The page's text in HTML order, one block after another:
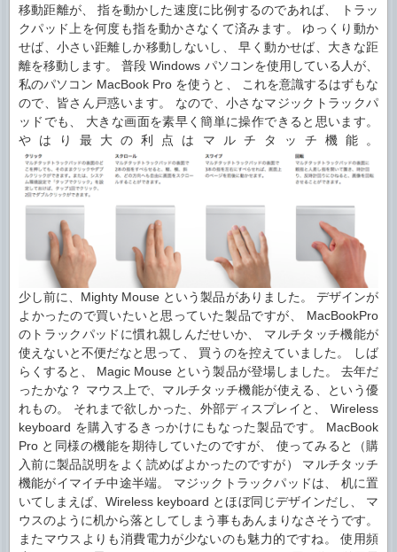
移動距離が、 指を動かした速度に比例するのであれば、 トラッ
クパッド上を何度も指を動かさなくて済みます。 ゆっくり動か
せば、小さい距離しか移動しないし、 早く動かせば、大きな距
離を移動します。 普段 Windows パソコンを使用している人が、
私のパソコン MacBook Pro を使うと、 これを意識するはずもな
ので、皆さん戸惑います。 なので、小さなマジックトラックパ
ッドでも、 大きな画面を素早く簡単に操作できると思います。
やはり最大の利点はマルチタッチ機能。
少し前に、Mighty Mouse という製品がありました。 デザインが
よかったので買いたいと思っていた製品ですが、 MacBookPro
のトラックパッドに慣れ親しんだせいか、 マルチタッチ機能が
使えないと不便だなと思って、 買うのを控えていました。 しば
らくすると、 Magic Mouse という製品が登場しました。 去年だ
ったかな？ マウス上で、マルチタッチ機能が使える、という優
れもの。 それまで欲しかった、外部ディスプレイと、 Wireless
keyboard を購入するきっかけにもなった製品です。 MacBook
Pro と同様の機能を期待していたのですが、 使ってみると（購
入前に製品説明をよく読めばよかったのですが） マルチタッチ
機能がイマイチ中途半端。 マジックトラックパッドは、 机に置
いてしまえば、Wireless keyboard とほぼ同じデザインだし、 マ
ウスのように机から落としてしまう事もあんまりなさそうです。
またマウスよりも消費電力が少ないのも魅力的ですね。 使用頻